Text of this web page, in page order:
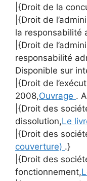
|{Droit de la
|{Droit de
la responsabilité
|{Droit de
responsabilité
Disponible sur
|{Droit de
2008,Ouvrage .
|{Droit des
dissolution,Le
|{Droit des
couverture) .}
|{Droit des
fonctionnement,